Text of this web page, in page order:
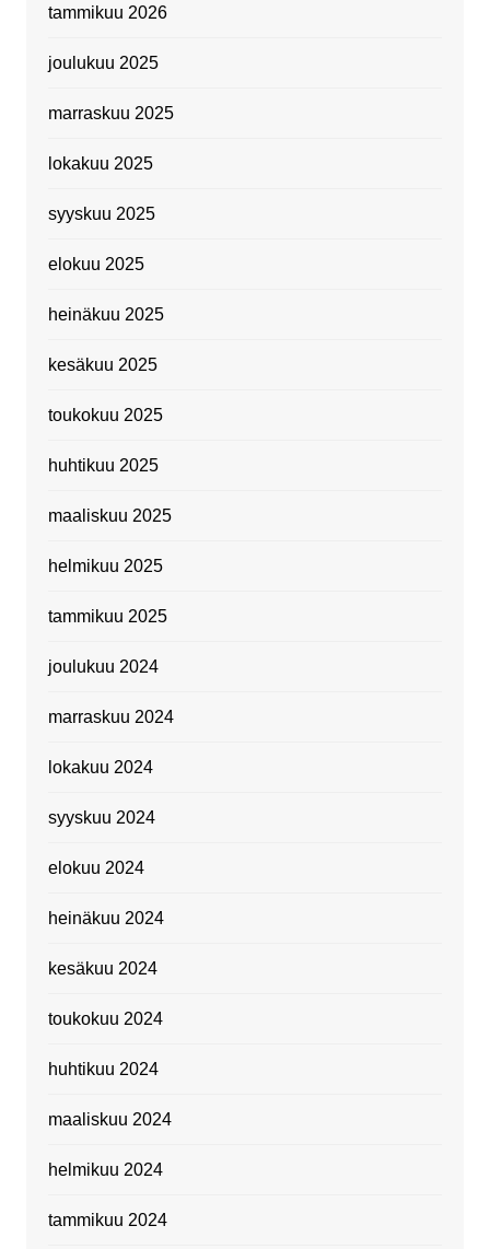
tammikuu 2026
joulukuu 2025
marraskuu 2025
lokakuu 2025
syyskuu 2025
elokuu 2025
heinäkuu 2025
kesäkuu 2025
toukokuu 2025
huhtikuu 2025
maaliskuu 2025
helmikuu 2025
tammikuu 2025
joulukuu 2024
marraskuu 2024
lokakuu 2024
syyskuu 2024
elokuu 2024
heinäkuu 2024
kesäkuu 2024
toukokuu 2024
huhtikuu 2024
maaliskuu 2024
helmikuu 2024
tammikuu 2024